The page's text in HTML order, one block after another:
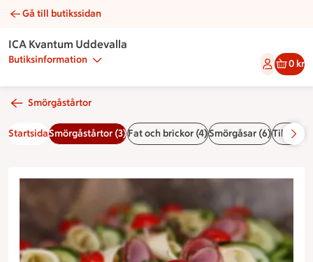
Smörgåstårta skinka | Catering ICA Kvantum Uddevalla
Gå till butikssidan
ICA Kvantum Uddevalla
Butiksinformation 0 kr
Smörgåstårtor
StartsidaSmörgåstårtor (3)Fat och brickor (4)Smörgåsar (6)